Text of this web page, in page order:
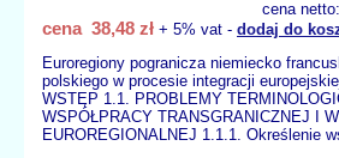
cena
cena 38,48 zł + 5% vat - dodaj do
Euroregiony pogranicza niemiecko
polskiego w procesie integracji
WSTĘP 1.1. PROBLEMY
WSPÓŁPRACY TRANSGRANICZNEJ I
EUROREGIONALNEJ 1.1.1. Określenie